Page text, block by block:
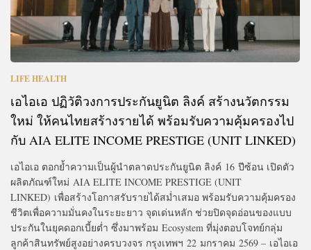
LIFE HEALTH
เอไอเอ ปฏิวัติวงการประกันยูนิต ลิงค์ สร้างนวัตกรรม
ใหม่ ให้คนไทยสร้างรายได้ พร้อมรับความคุ้มครองไป
กับ AIA ELITE INCOME PRESTIGE (UNIT LINKED)
เอไอเอ ตอกย้ำความเป็นผู้นำตลาดประกันยูนิต ลิงค์ 16 ปีซ้อน เปิดตัว
ผลิตภัณฑ์ใหม่ AIA ELITE INCOME PRESTIGE (UNIT
LINKED) เพื่อสร้างโอกาสรับรายได้สม่ำเสมอ พร้อมรับความคุ้มครอง
ชีวิตเพื่อความมั่นคงในระยะยาว จุดเด่นหลัก ช่วยปิดจุดอ่อนของแบบ
ประกันในยุคดอกเบี้ยต่ำ ซึ่งมาพร้อม Ecosystem ที่มุ่งตอบโจทย์กลุ่ม
ลูกค้าสินทรัพย์สูงอย่างครบวงจร กรุงเทพฯ 22 มกราคม 2569 – เอไอเอ